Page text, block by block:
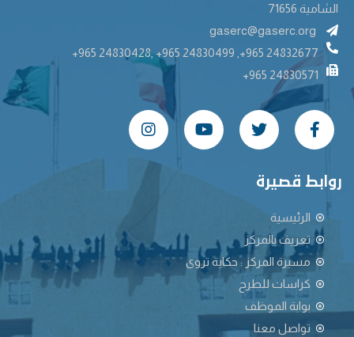
الشامية 71656
gaserc@gaserc.org
+965 24830428, +965 24830499 ,+965 24832677
+965 24830571
روابط قصيرة
الرئيسية
تعريف بالمركز
مسيرة المركز : حكاية تروى
كراسات للطرح
بوابة الموظف
تواصل معنا